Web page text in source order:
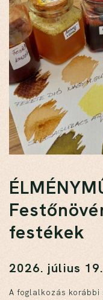
festékek
2026. július
A foglalkozás